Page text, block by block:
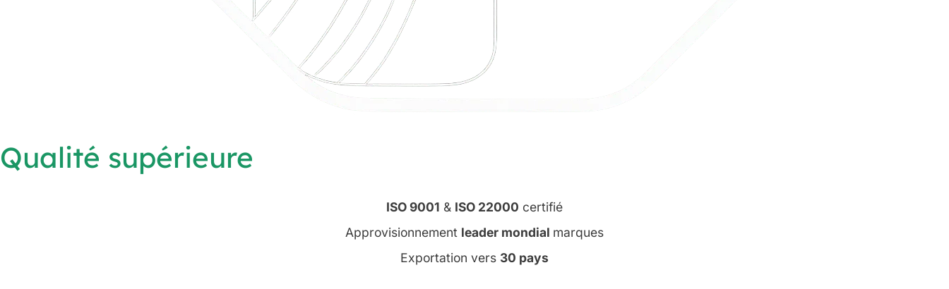
Qualité supérieure
ISO 9001 & ISO 22000 certifié
Approvisionnement leader mondial marques
Exportation vers 30 pays